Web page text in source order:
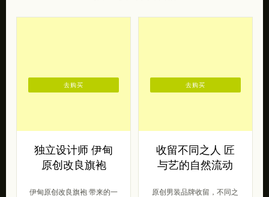
独立设计师 伊甸
原创改良旗袍
伊甸原创改良旗袍 带来的一
去购买
收留不同之人 匠
与艺的自然流动
原创男装品牌收留，不同之
去购买